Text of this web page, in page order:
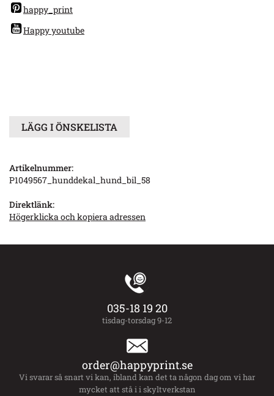
happy_print
Happy youtube
LÄGG I ÖNSKELISTA
Artikelnummer:
P1049567_hunddekal_hund_bil_58
Direktlänk:
Högerklicka och kopiera adressen
035-18 19 20
tisdag-torsdag 9-12
order@happyprint.se
Vi svarar så snart vi kan, ibland kan det ta någon dag om vi har
mycket att stå i i skyltverkstan